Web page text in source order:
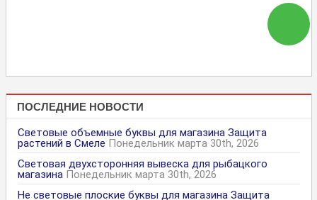
ПОСЛЕДНИЕ НОВОСТИ
Световые объемные буквы для магазина Защита
растений в Смеле Понедельник марта 30th, 2026
Световая двухсторонняя вывеска для рыбацкого
магазина Понедельник марта 30th, 2026
Не световые плоские буквы для магазина Защита